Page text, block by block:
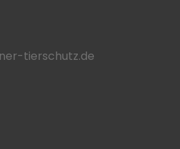
tierschutz.de